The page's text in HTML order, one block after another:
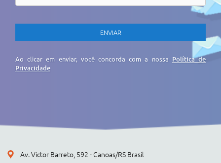
Ao clicar em enviar, você concorda com a nossa Política de
Privacidade
Av. Victor Barreto, 592 - Canoas/RS Brasil